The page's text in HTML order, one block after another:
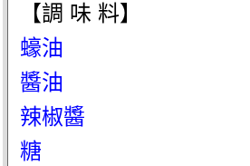
【調 味 料】
蠔油
醬油
辣椒醬
糖